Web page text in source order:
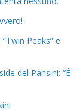
Peaks” e
del Pansini: “È